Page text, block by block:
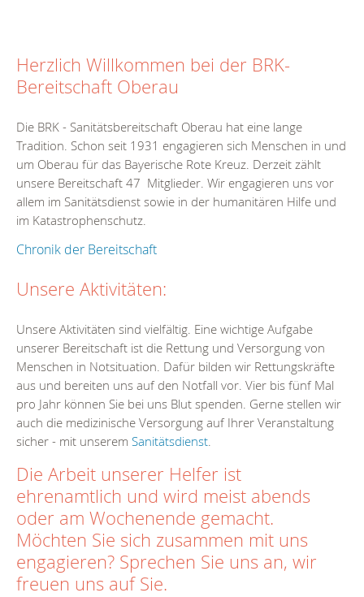
Herzlich Willkommen bei der BRK-
Bereitschaft Oberau
Die BRK - Sanitätsbereitschaft Oberau hat eine lange
Tradition. Schon seit 1931 engagieren sich Menschen in und
um Oberau für das Bayerische Rote Kreuz. Derzeit zählt
unsere Bereitschaft 47 Mitglieder. Wir engagieren uns vor
allem im Sanitätsdienst sowie in der humanitären Hilfe und
im Katastrophenschutz.
Chronik der Bereitschaft
Unsere Aktivitäten:
Unsere Aktivitäten sind vielfältig. Eine wichtige Aufgabe
unserer Bereitschaft ist die Rettung und Versorgung von
Menschen in Notsituation. Dafür bilden wir Rettungskräfte
aus und bereiten uns auf den Notfall vor. Vier bis fünf Mal
pro Jahr können Sie bei uns Blut spenden. Gerne stellen wir
auch die medizinische Versorgung auf Ihrer Veranstaltung
sicher - mit unserem Sanitätsdienst.
Die Arbeit unserer Helfer ist
ehrenamtlich und wird meist abends
oder am Wochenende gemacht.
Möchten Sie sich zusammen mit uns
engagieren? Sprechen Sie uns an, wir
freuen uns auf Sie.